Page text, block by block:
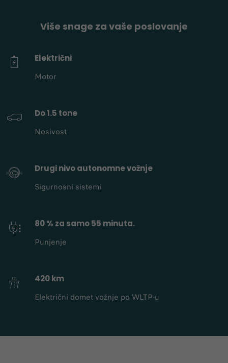
Više snage za vaše poslovanje
Električni
Motor
Do 1.5 tone
Nosivost
Drugi nivo autonomne vožnje
Sigurnosni sistemi
80 % za samo 55 minuta.
Punjenje
420 km
Električni domet vožnje po WLTP-u